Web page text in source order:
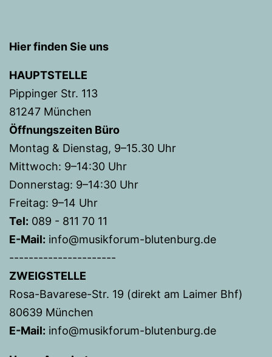
Hier finden Sie uns
HAUPTSTELLE
Pippinger Str. 113
81247 München
Öffnungszeiten Büro
Montag & Dienstag, 9–15.30 Uhr
Mittwoch: 9–14:30 Uhr
Donnerstag: 9–14:30 Uhr
Freitag: 9–14 Uhr
Tel: 089 - 811 70 11
E-Mail: info@musikforum-blutenburg.de
----------------------
ZWEIGSTELLE
Rosa-Bavarese-Str. 19 (direkt am Laimer Bhf)
80639 München
E-Mail: info@musikforum-blutenburg.de